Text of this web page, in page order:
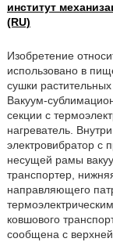
институт
(RU)
Изобретение
использовано в
сушки
Вакуум-
секции с
нагреватель.
электровибратор с
несущей рамы
транспортер,
направляющего
ковшового
сообщена с